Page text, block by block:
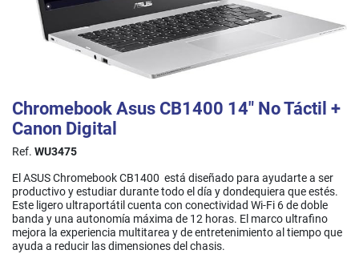
Chromebook Asus CB1400 14" No Táctil +
Canon Digital
Ref. WU3475
El ASUS Chromebook CB1400 está diseñado para ayudarte a ser
productivo y estudiar durante todo el día y dondequiera que estés.
Este ligero ultraportátil cuenta con conectividad Wi-Fi 6 de doble
banda y una autonomía máxima de 12 horas. El marco ultrafino
mejora la experiencia multitarea y de entretenimiento al tiempo que
ayuda a reducir las dimensiones del chasis.